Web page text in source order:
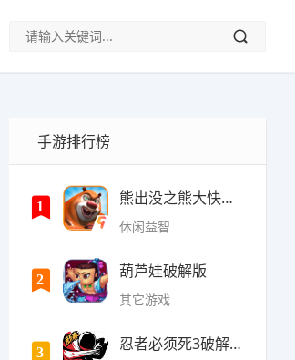
手游排行榜
1 熊出没之熊大快跑内购破
休闲益智
2 葫芦娃破解版
其它游戏
3 忍者必须死3破解版无限勾